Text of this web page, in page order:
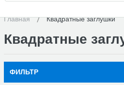
Главная Квадратные заглушки
Квадратные
ФИЛЬТР